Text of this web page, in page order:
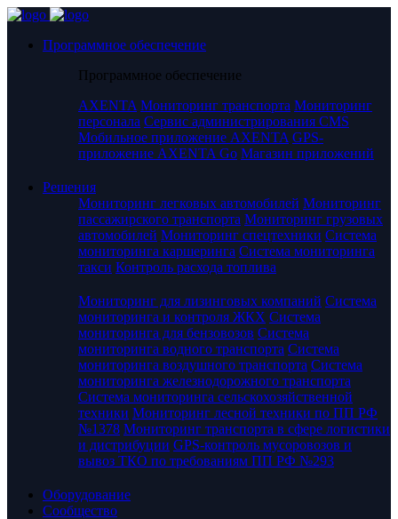
Программное обеспечение
Программное обеспечение
AXENTA Мониторинг транспорта Мониторинг
персонала Сервис администрирования CMS
Мобильное приложение AXENTA GPS-
приложение AXENTA Go Магазин приложений
Решения
Мониторинг легковых автомобилей Мониторинг
пассажирского транспорта Мониторинг грузовых
автомобилей Мониторинг спецтехники Система
мониторинга каршеринга Система мониторинга
такси Контроль расхода топлива
Мониторинг для лизинговых компаний Система
мониторинга и контроля ЖКХ Система
мониторинга для бензовозов Система
мониторинга водного транспорта Система
мониторинга воздушного транспорта Система
мониторинга железнодорожного транспорта
Система мониторинга сельскохозяйственной
техники Мониторинг лесной техники по ПП РФ
№1378 Мониторинг транспорта в сфере логистики
и дистрибуции GPS-контроль мусоровозов и
вывоз ТКО по требованиям ПП РФ №293
Оборудование
Сообщество